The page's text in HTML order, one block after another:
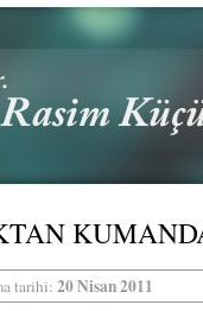
tarihi: 20 Nisan 2011